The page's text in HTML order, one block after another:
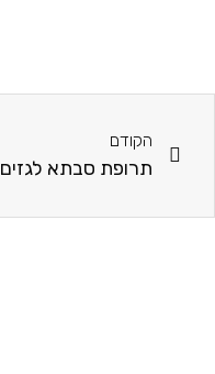
הקודם
תרופת סבתא לגזים